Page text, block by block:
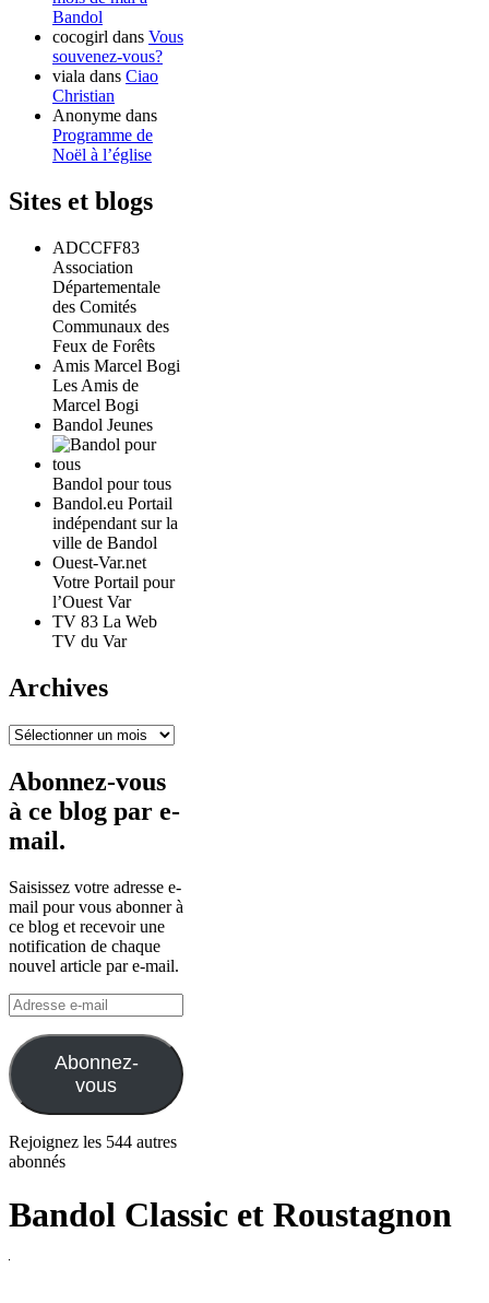
Bandol
cocogirl dans Vous
souvenez-vous?
viala dans Ciao
Christian
Anonyme dans
Programme de
Noël à l’église
Sites et blogs
ADCCFF83
Association
Départementale
des Comités
Communaux des
Feux de Forêts
Amis Marcel Bogi
Les Amis de
Marcel Bogi
Bandol Jeunes
Bandol pour tous
Bandol.eu Portail
indépendant sur la
ville de Bandol
Ouest-Var.net
Votre Portail pour
l’Ouest Var
TV 83 La Web
TV du Var
Archives
Archives
Abonnez-vous
à ce blog par e-
mail.
Saisissez votre adresse e-
mail pour vous abonner à
ce blog et recevoir une
notification de chaque
nouvel article par e-mail.
Adresse
e-
mail
Abonnez-
vous
Rejoignez les 544 autres
abonnés
Bandol Classic et Roustagnon